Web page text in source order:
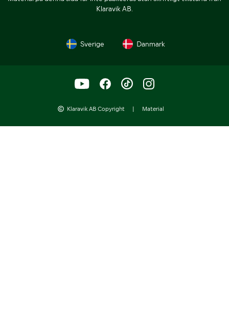
Klaravik AB.
Sverige Danmark
Klaravik AB Copyright | Material